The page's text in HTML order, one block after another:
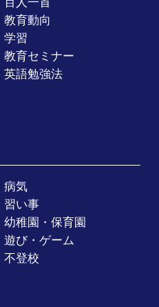
百人一首
教育動向
学習
教育セミナー
英語勉強法
病気
習い事
幼稚園・保育園
遊び・ゲーム
不登校